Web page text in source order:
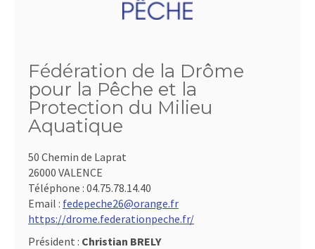
Fédération de la Drôme
pour la Pêche et la
Protection du Milieu
Aquatique
50 Chemin de Laprat
26000 VALENCE
Téléphone : 04.75.78.14.40
Email : fedepeche26@orange.fr
https://drome.federationpeche.fr/
Président : Christian BRELY